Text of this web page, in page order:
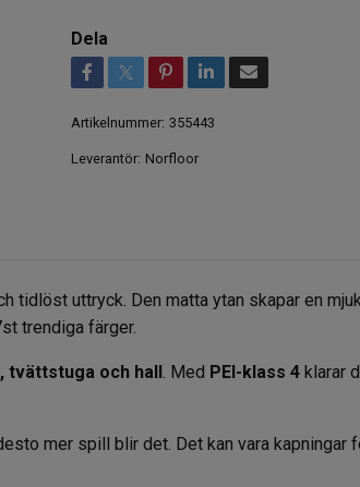
Dela
Artikelnummer: 355443
Leverantör: Norfloor
uttryck. Den matta ytan skapar en
trendiga färger.
tvättstuga och hall. Med PEI-klass 4 klarar
mer spill blir det. Det kan vara kapningar